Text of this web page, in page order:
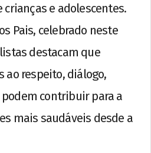
crianças e adolescentes.
Pais, celebrado neste
destacam que
ao respeito, diálogo,
contribuir para a
mais saudáveis desde a